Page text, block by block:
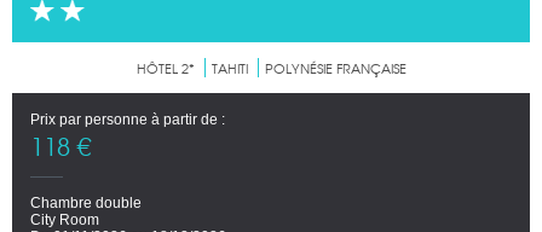
HÔTEL 2* TAHITI POLYNÉSIE FRANÇAISE
Prix par personne à partir de :
118 €
Chambre double
City Room